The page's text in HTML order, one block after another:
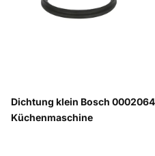
Dichtung klein Bosch
Küchenmaschine